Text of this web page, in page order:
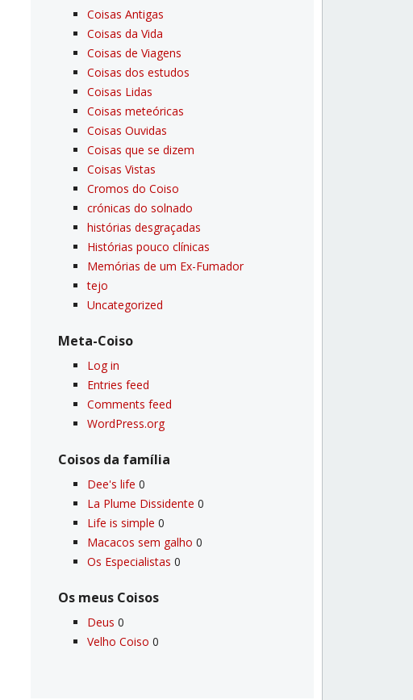
Coisas Antigas
Coisas da Vida
Coisas de Viagens
Coisas dos estudos
Coisas Lidas
Coisas meteóricas
Coisas Ouvidas
Coisas que se dizem
Coisas Vistas
Cromos do Coiso
crónicas do solnado
histórias desgraçadas
Histórias pouco clí­nicas
Memórias de um Ex-Fumador
tejo
Uncategorized
Meta-Coiso
Log in
Entries feed
Comments feed
WordPress.org
Coisos da famí­lia
Dee's life 0
La Plume Dissidente 0
Life is simple 0
Macacos sem galho 0
Os Especialistas 0
Os meus Coisos
Deus 0
Velho Coiso 0